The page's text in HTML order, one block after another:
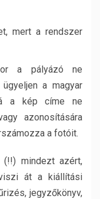
mert a rendszer
a pályázó ne
a magyar
a kép címe ne
azonosítására
a fotóit.
(!!) mindezt azért,
át a kiállítási
jegyzőkönyv,